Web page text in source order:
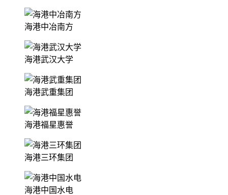
海港中冶南方
海港武汉大学
海港武重集团
海港福星惠誉
海港三环集团
海港中国水电